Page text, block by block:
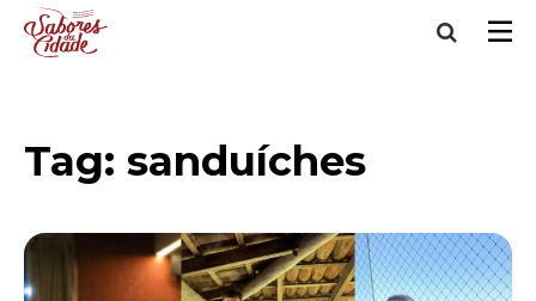
Tag: sanduíches